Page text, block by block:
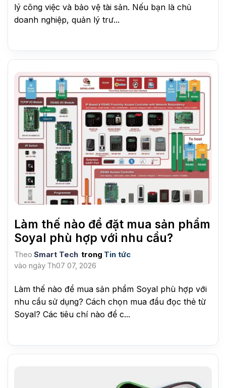
lý công việc và bảo vệ tài sản. Nếu bạn là chủ
doanh nghiệp, quản lý trư...
Làm thế nào để đặt mua sản phẩm
Soyal phù hợp với nhu cầu?
Theo Smart Tech trong Tin tức
vào ngày Th07 07, 2026
Làm thế nào để mua sản phẩm Soyal phù hợp với
nhu cầu sử dụng? Cách chọn mua đầu đọc thẻ từ
Soyal? Các tiêu chí nào để c...